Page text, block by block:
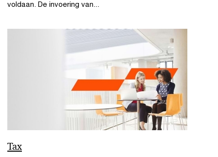
voldaan. De invoering van...
Tax